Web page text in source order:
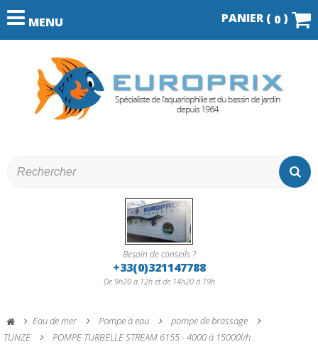
MENU PANIER ( 0 )
Besoin de conseils ?
+33(0)321147788
De 9h20 à 12h et de 14h20 à 19h
Eau de mer Pompe à eau
pompe de brassage
TUNZE
POMPE TURBELLE STREAM 6155 - 4000 à 15000l/h